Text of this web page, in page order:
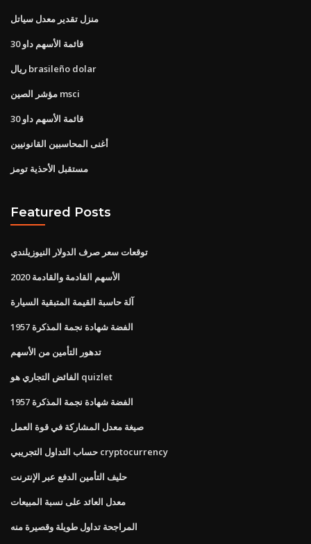
منزل تقدير معدل سياتل
قائمة الأسهم داو 30
ريال brasileño dolar
مؤشر الصين msci
قائمة الأسهم داو 30
أغنى المحاسبين القانونيين
مستقبل الأحذية تومز
Featured Posts
توقعات سعر صرف الدولار النيوزيلندي
الأسهم القادمة والقادمة 2020
آلة حاسبة القيمة المتبقية السيارة
1957 الفضة شهادة نجمة المذكرة
تدهور التأمين من الأسهم
الفائض التجاري هو quizlet
1957 الفضة شهادة نجمة المذكرة
صيغة معدل المشاركة في قوة العمل
حساب التداول التجريبي cryptocurrency
حليف التأمين الدفع عبر الإنترنت
معدل العائد على نسبة المبيعات
المراجحة تداول طويلة وقصيرة منه